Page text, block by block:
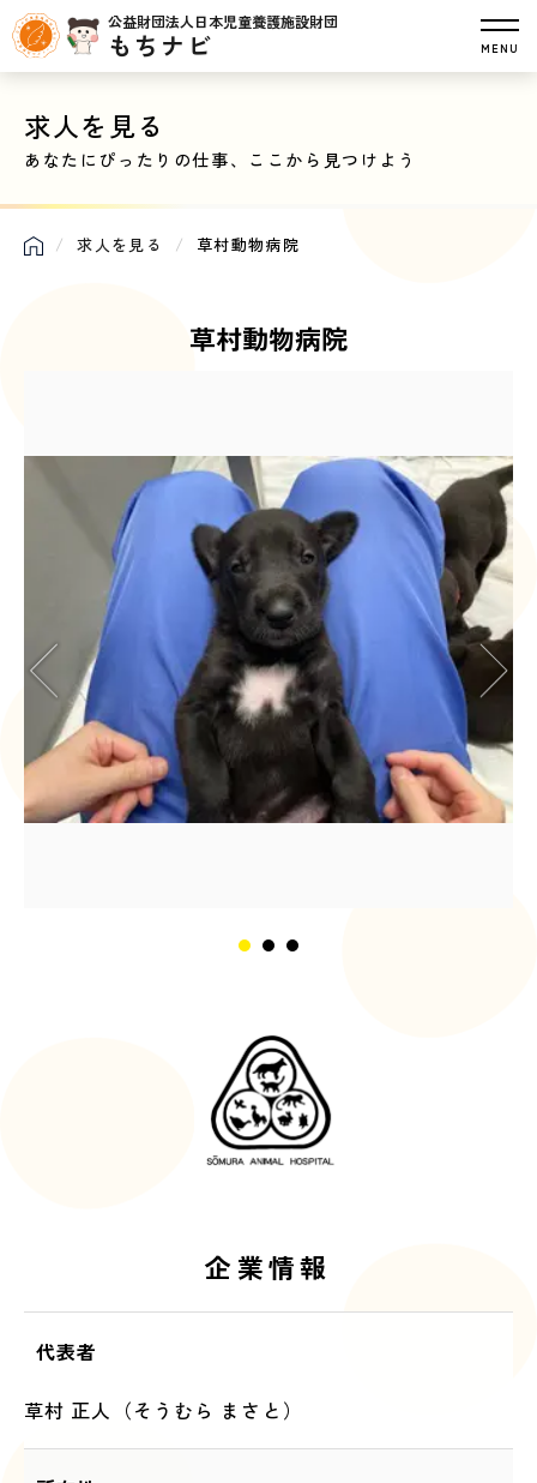
公益財団法人日本児童養護施設財団
もちナビ MENU
求人を見る
あなたにぴったりの仕事、ここから見つけよう
求人を見る 草村動物病院
草村動物病院
企業情報
代表者
草村 正人（そうむら まさと）